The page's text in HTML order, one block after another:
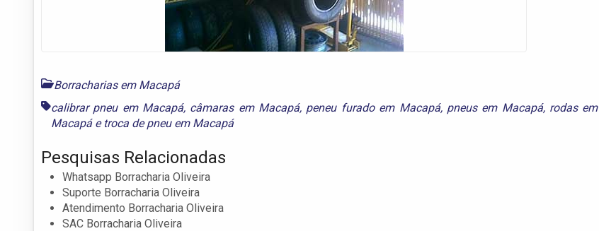
Borracharias em Macapá
calibrar pneu em Macapá, câmaras em Macapá, peneu furado em Macapá, pneus em Macapá, rodas em
Macapáe troca de pneu em Macapá
Pesquisas Relacionadas
Whatsapp Borracharia Oliveira
Suporte Borracharia Oliveira
Atendimento Borracharia Oliveira
SAC Borracharia Oliveira